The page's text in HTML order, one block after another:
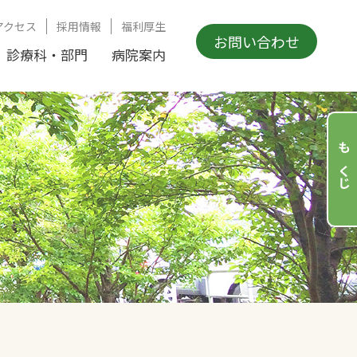
クセス 採用情報 福利厚生
診療科・部門 病院案内
お問い合わせ
もくじ